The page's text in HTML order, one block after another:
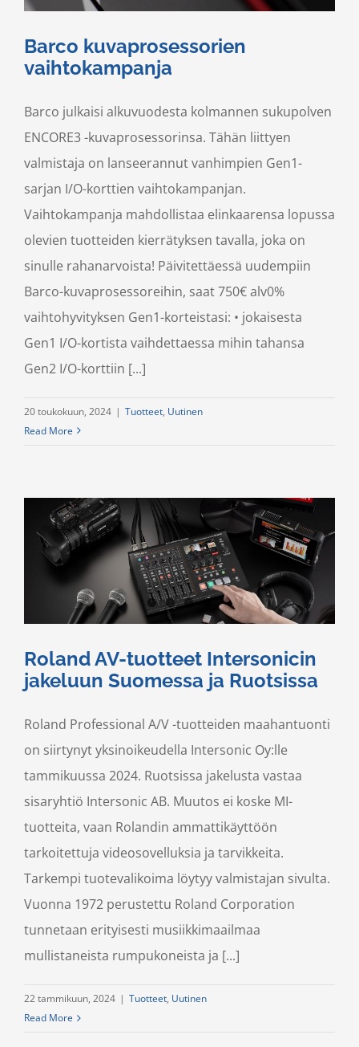
Barco kuvaprosessorien
vaihtokampanja
Barco julkaisi alkuvuodesta kolmannen sukupolven
ENCORE3 -kuvaprosessorinsa. Tähän liittyen
valmistaja on lanseerannut vanhimpien Gen1-
sarjan I/O-korttien vaihtokampanjan.
Vaihtokampanja mahdollistaa elinkaarensa lopussa
olevien tuotteiden kierrätyksen tavalla, joka on
sinulle rahanarvoista! Päivitettäessä uudempiin
Barco-kuvaprosessoreihin, saat 750€ alv0%
vaihtohyvityksen Gen1-korteistasi: • jokaisesta
Gen1 I/O-kortista vaihdettaessa mihin tahansa
Gen2 I/O-korttiin [...]
20 toukokuun, 2024 | Tuotteet, Uutinen
Read More
Roland AV-tuotteet Intersonicin
jakeluun Suomessa ja Ruotsissa
Roland Professional A/V -tuotteiden maahantuonti
on siirtynyt yksinoikeudella Intersonic Oy:lle
tammikuussa 2024. Ruotsissa jakelusta vastaa
sisaryhtiö Intersonic AB. Muutos ei koske MI-
tuotteita, vaan Rolandin ammattikäyttöön
tarkoitettuja videosovelluksia ja tarvikkeita.
Tarkempi tuotevalikoima löytyy valmistajan sivulta.
Vuonna 1972 perustettu Roland Corporation
tunnetaan erityisesti musiikkimaailmaa
mullistaneista rumpukoneista ja [...]
22 tammikuun, 2024 | Tuotteet, Uutinen
Read More